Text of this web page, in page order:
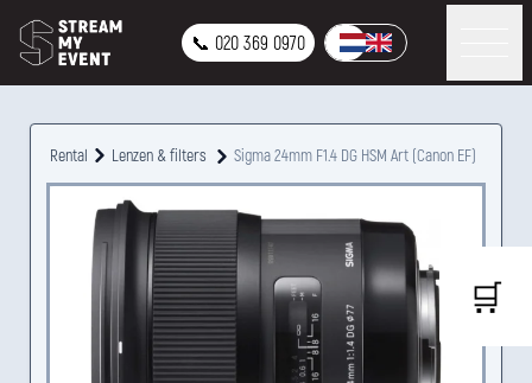
📞 020 369 0970
Rental Lenzen & filters Sigma 24mm F1.4 DG HSM Art (Canon EF)
🛒